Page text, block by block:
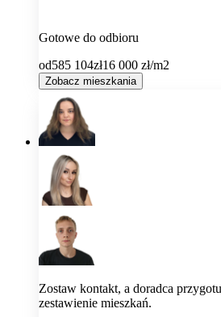
Gotowe do odbioru
od585 104zł16 000 zł/m2
Zobacz mieszkania
Zostaw kontakt, a doradca
zestawienie mieszkań.